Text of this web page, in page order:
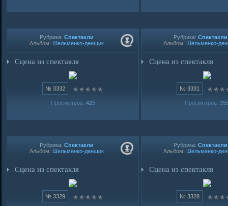
Рубрика: Спектакли
Альбом: Шельменко-денщик
Сцена из спектакля
№ 3332
Просмотров: 425
Рубрика: Спектакли
Альбом: Шельменко-
Сцена из спектакля
№ 3331
Просмотров:
Рубрика: Спектакли
Альбом: Шельменко-денщик
Сцена из спектакля
№ 3329
Рубрика: Спектакли
Альбом: Шельменко-
Сцена из спектакля
№ 3328